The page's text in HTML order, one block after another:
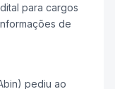
para cargos
de
pediu ao